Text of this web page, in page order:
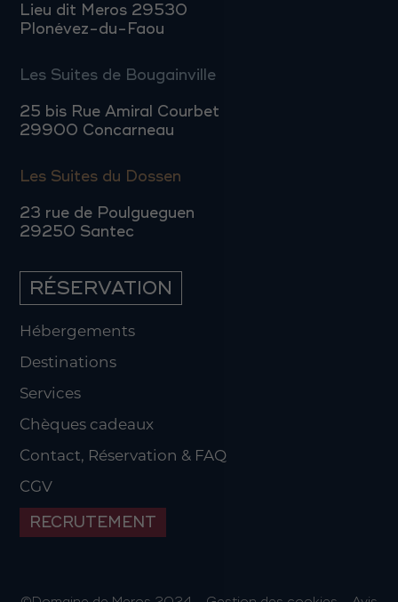
Lieu dit Meros 29530
Plonévez-du-Faou
Les Suites de Bougainville
25 bis Rue Amiral Courbet
29900 Concarneau
Les Suites du Dossen
23 rue de Poulgueguen
29250 Santec
RÉSERVATION
Hébergements
Destinations
Services
Chèques cadeaux
Contact, Réservation & FAQ
CGV
RECRUTEMENT